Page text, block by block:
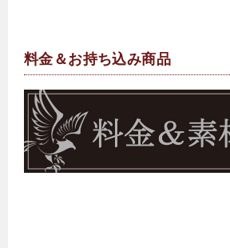
料金＆お持ち込み商品